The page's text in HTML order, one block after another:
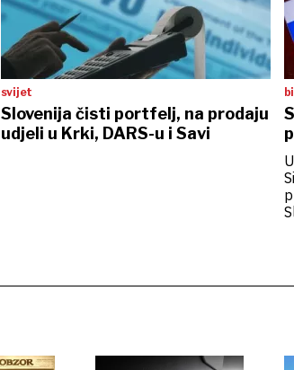
svijet
Slovenija čisti portfelj, na prodaju
udjeli u Krki, DARS-u i Savi